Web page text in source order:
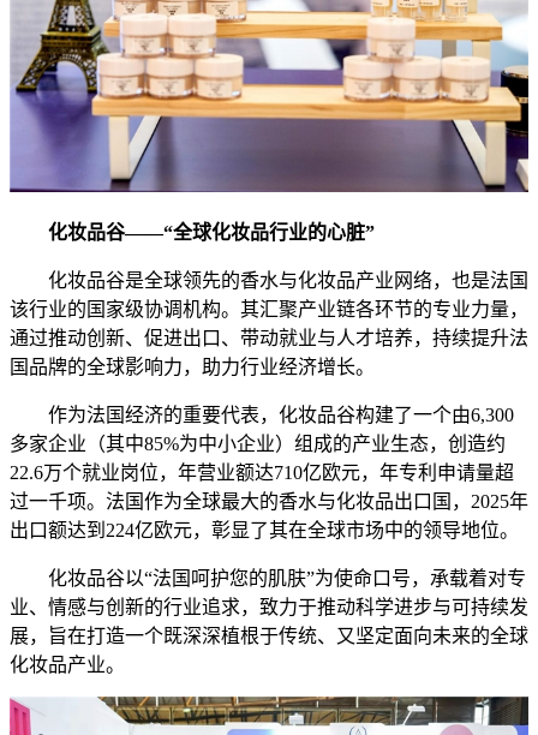
化妆品谷——“全球化妆品行业的心脏”
化妆品谷是全球领先的香水与化妆品产业网络，也是法国
该行业的国家级协调机构。其汇聚产业链各环节的专业力量，
通过推动创新、促进出口、带动就业与人才培养，持续提升法
国品牌的全球影响力，助力行业经济增长。
作为法国经济的重要代表，化妆品谷构建了一个由6,300
多家企业（其中85%为中小企业）组成的产业生态，创造约
22.6万个就业岗位，年营业额达710亿欧元，年专利申请量超
过一千项。法国作为全球最大的香水与化妆品出口国，2025年
出口额达到224亿欧元，彰显了其在全球市场中的领导地位。
化妆品谷以“法国呵护您的肌肤”为使命口号，承载着对专
业、情感与创新的行业追求，致力于推动科学进步与可持续发
展，旨在打造一个既深深植根于传统、又坚定面向未来的全球
化妆品产业。